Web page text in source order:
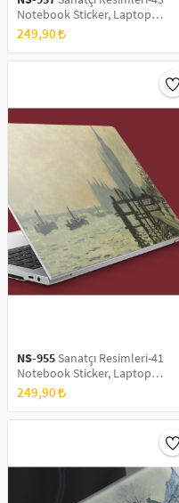
Notebook Sticker, Laptop
sticker,, Hp Sticker, Asus Sticker,
15.6 inç Sticker
249,90
NS-955 Sanatçı Resimleri-41
Notebook Sticker, Laptop
sticker,, Hp Sticker, Asus Sticker,
15.6 inç Sticker
249,90